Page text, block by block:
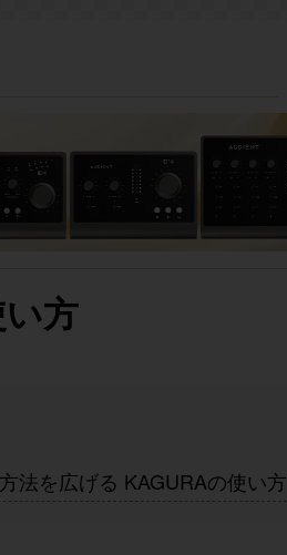
方
法を広げる KAGURAの使い方